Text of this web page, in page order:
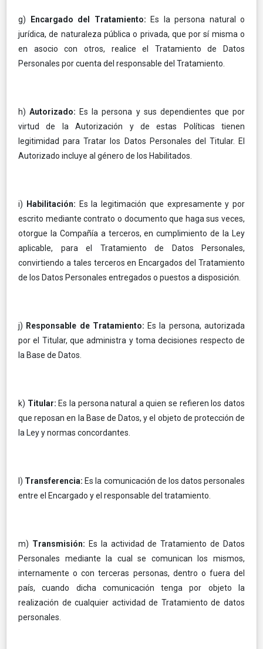
g) Encargado del Tratamiento:
Es la persona natural o
jurídica, de naturaleza pública o privada, que por sí misma o
en asocio con otros, realice el Tratamiento de Datos
Personales por cuenta del responsable del Tratamiento.
h)Autorizado: Es la persona y sus dependientes que por
virtud de la Autorización y de estas Políticas tienen
legitimidad para Tratar los Datos Personales del Titular. El
Autorizado incluye al género de los Habilitados.
i) Habilitación: Es la legitimación que expresamente y por
escrito mediante contrato o documento que haga sus veces,
otorgue la Compañía a terceros, en cumplimiento de la Ley
aplicable, para el Tratamiento de Datos Personales,
convirtiendo a tales terceros en Encargados del Tratamiento
de los Datos Personales entregados o puestos a disposición.
j) Responsable de Tratamiento: Es la persona, autorizada
por el Titular, que administra y toma decisiones respecto de
la Base de Datos.
k) Titular: Es la persona natural a quien se refieren los datos
que reposan en la Base de Datos, y el objeto de protección de
la Ley y normas concordantes.
l) Transferencia: Es la comunicación de los datos personales
entre el Encargado y el responsable del tratamiento.
m) Transmisión: Es la actividad de Tratamiento de Datos
Personales mediante la cual se comunican los mismos,
internamente o con terceras personas, dentro o fuera del
país, cuando dicha comunicación tenga por objeto la
realización de cualquier actividad de Tratamiento de datos
personales.